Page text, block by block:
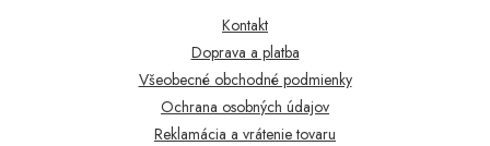
Kontakt
Doprava a platba
Všeobecné obchodné podmienky
Ochrana osobných údajov
Reklamácia a vrátenie tovaru